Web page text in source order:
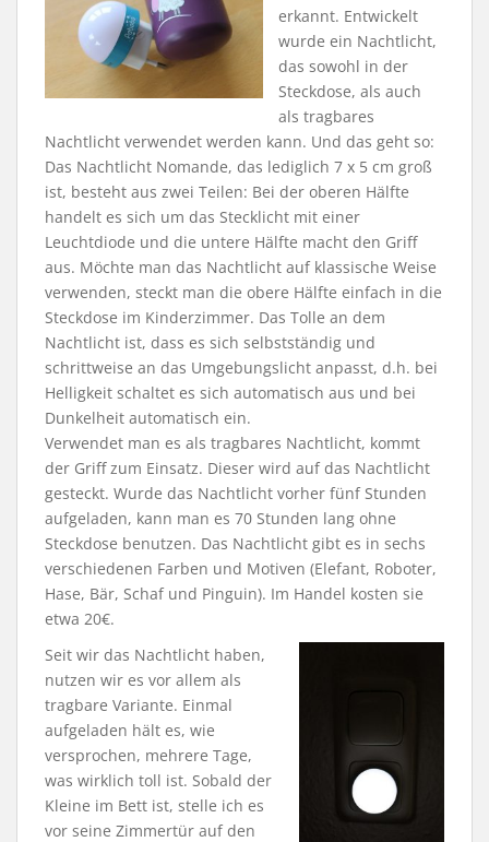
erkannt. Entwickelt
wurde ein Nachtlicht,
das sowohl in der
Steckdose, als auch
als tragbares
Nachtlicht verwendet werden kann. Und das geht so:
Das Nachtlicht Nomande, das lediglich 7 x 5 cm groß
ist, besteht aus zwei Teilen: Bei der oberen Hälfte
handelt es sich um das Stecklicht mit einer
Leuchtdiode und die untere Hälfte macht den Griff
aus. Möchte man das Nachtlicht auf klassische Weise
verwenden, steckt man die obere Hälfte einfach in die
Steckdose im Kinderzimmer. Das Tolle an dem
Nachtlicht ist, dass es sich selbstständig und
schrittweise an das Umgebungslicht anpasst, d.h. bei
Helligkeit schaltet es sich automatisch aus und bei
Dunkelheit automatisch ein.
Verwendet man es als tragbares Nachtlicht, kommt
der Griff zum Einsatz. Dieser wird auf das Nachtlicht
gesteckt. Wurde das Nachtlicht vorher fünf Stunden
aufgeladen, kann man es 70 Stunden lang ohne
Steckdose benutzen. Das Nachtlicht gibt es in sechs
verschiedenen Farben und Motiven (Elefant, Roboter,
Hase, Bär, Schaf und Pinguin). Im Handel kosten sie
etwa 20€.
Seit wir das Nachtlicht haben,
nutzen wir es vor allem als
tragbare Variante. Einmal
aufgeladen hält es, wie
versprochen, mehrere Tage,
was wirklich toll ist. Sobald der
Kleine im Bett ist, stelle ich es
vor seine Zimmertür auf den